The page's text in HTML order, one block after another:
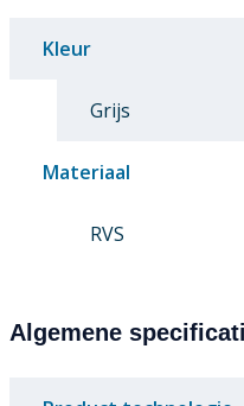
Kleur
Grijs
Materiaal
RVS
Algemene